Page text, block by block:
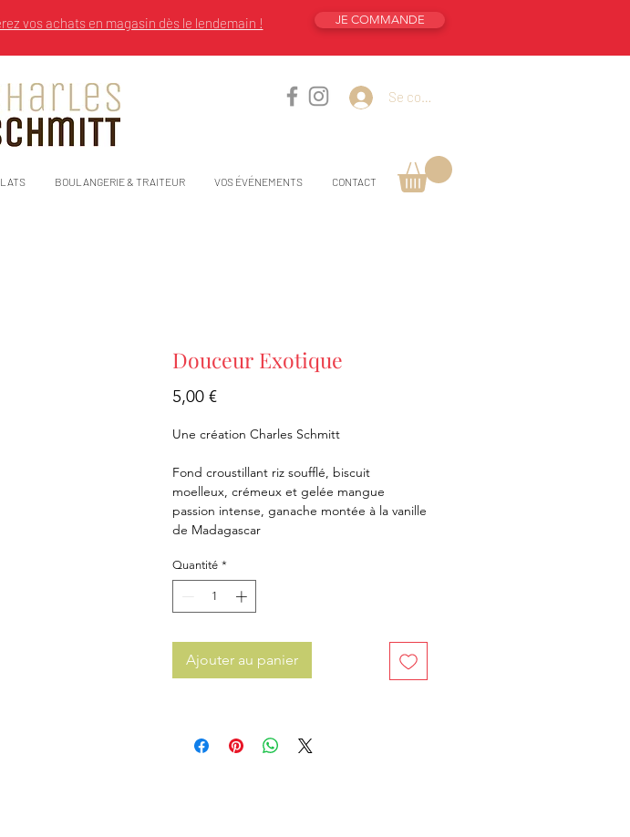
vos achats en magasin dès le lendemain ! JE COMMANDE
Se connecter
BOULANGERIE & TRAITEUR VOS ÉVÉNEMENTS CONTACT
Douceur Exotique
5,00 €Prix
Une création Charles Schmitt
Fond croustillant riz soufflé, biscuit
moelleux, crémeux et gelée mangue
passion intense, ganache montée à la vanille
de Madagascar
Quantité *
Ajouter au panier